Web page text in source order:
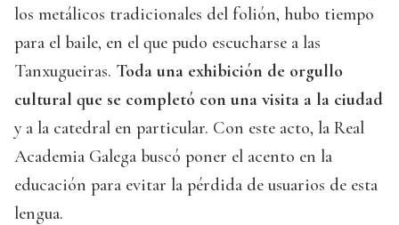
los metálicos tradicionales del folión, hubo tiempo
para el baile, en el que pudo escucharse a las
Tanxugueiras. Toda una exhibición de orgullo
cultural que se completó con una visita a la ciudad
y a la catedral en particular. Con este acto, la Real
Academia Galega buscó poner el acento en la
educación para evitar la pérdida de usuarios de esta
lengua.